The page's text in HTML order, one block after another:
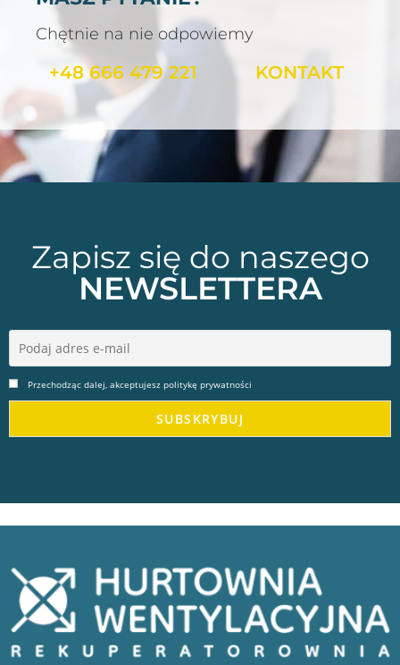
Chętnie na nie odpowiemy
+48 666 479 221 KONTAKT
Zapisz się do naszego
NEWSLETTERA
Przechodząc dalej, akceptujesz politykę prywatności